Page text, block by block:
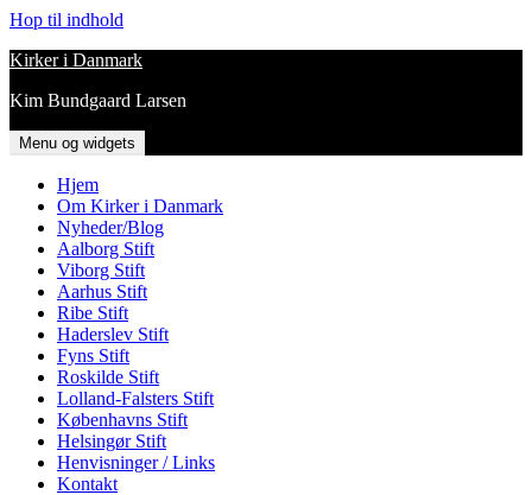
Hop til indhold
Kirker i Danmark
Kim Bundgaard Larsen
Menu og widgets
Hjem
Om Kirker i Danmark
Nyheder/Blog
Aalborg Stift
Viborg Stift
Aarhus Stift
Ribe Stift
Haderslev Stift
Fyns Stift
Roskilde Stift
Lolland-Falsters Stift
Københavns Stift
Helsingør Stift
Henvisninger / Links
Kontakt